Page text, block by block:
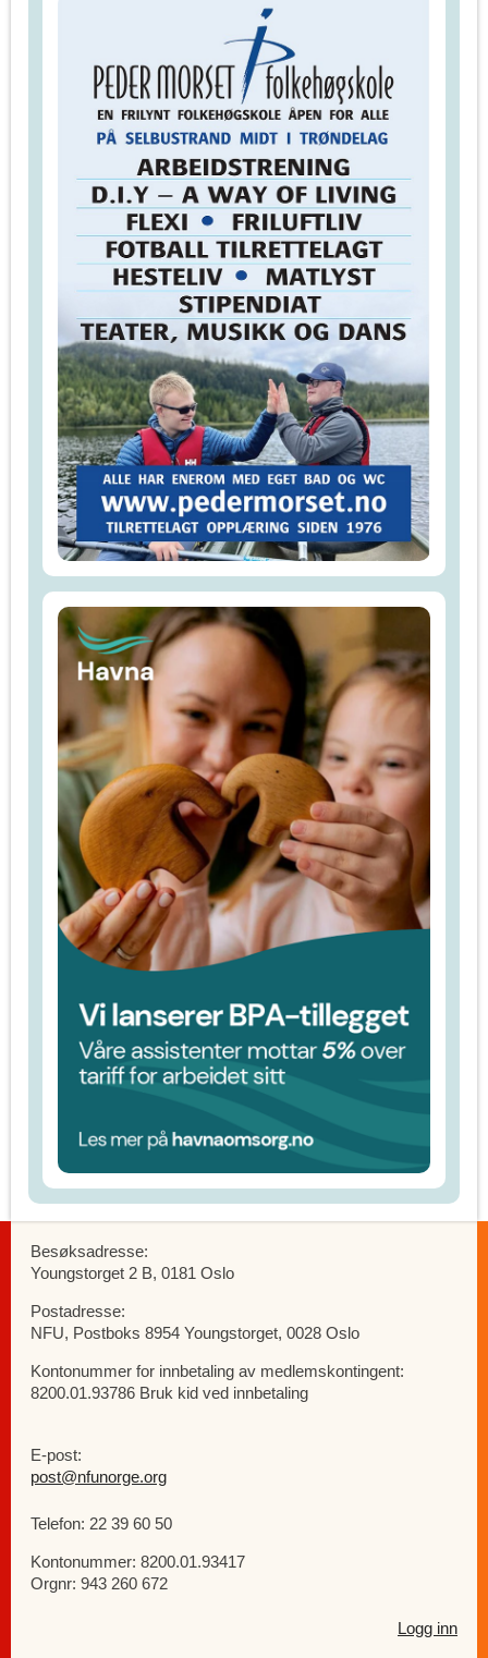
Besøksadresse:
Youngstorget 2 B, 0181 Oslo
Postadresse:
NFU, Postboks 8954 Youngstorget, 0028 Oslo
Kontonummer for innbetaling av medlemskontingent:
8200.01.93786 Bruk kid ved innbetaling
E-post:
post@nfunorge.org
Telefon: 22 39 60 50
Kontonummer: 8200.01.93417
Orgnr: 943 260 672
Logg inn